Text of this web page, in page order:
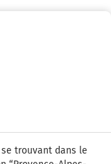
trouvant dans le